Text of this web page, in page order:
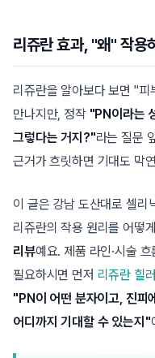
리쥬란 효과, "왜" 작용
리쥬란을 알아보다 보면 "피
만나지만, 정작 "PN이라는
그렇다는 거지?"라는 질문
근거가 흐릿하면 기대도 막
이 글은 강남 도산대로 셀리
리쥬란의 작용 원리를 어떻
리뷰예요. 제품 라인·시술
필요하시면 먼저 리쥬란 힐
"PN이 어떤 분자이고, 진피
어디까지 기대할 수 있는지"